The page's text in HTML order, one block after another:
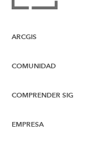
ARCGIS
Descripción general de
COMUNIDAD
Comunidad de Esri
COMPRENDER SIG
¿Qué son los SIG?
EMPRESA